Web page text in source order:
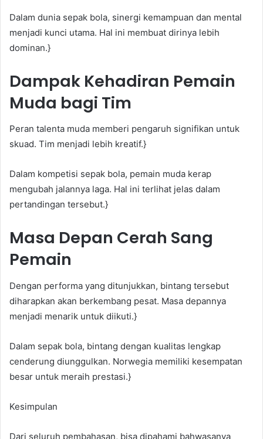
Dalam dunia sepak bola, sinergi kemampuan dan mental
menjadi kunci utama. Hal ini membuat dirinya lebih
dominan.}
Dampak Kehadiran Pemain
Muda bagi Tim
Peran talenta muda memberi pengaruh signifikan untuk
skuad. Tim menjadi lebih kreatif.}
Dalam kompetisi sepak bola, pemain muda kerap
mengubah jalannya laga. Hal ini terlihat jelas dalam
pertandingan tersebut.}
Masa Depan Cerah Sang
Pemain
Dengan performa yang ditunjukkan, bintang tersebut
diharapkan akan berkembang pesat. Masa depannya
menjadi menarik untuk diikuti.}
Dalam sepak bola, bintang dengan kualitas lengkap
cenderung diunggulkan. Norwegia memiliki kesempatan
besar untuk meraih prestasi.}
Kesimpulan
Dari seluruh pembahasan, bisa dipahami bahwasanya